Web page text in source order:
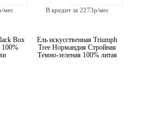
мес В кредит за 2273р/мес
Box
100%
Ель искусственная Triumph
Tree Нормандия Стройная
Темно-зеленая 100% литая